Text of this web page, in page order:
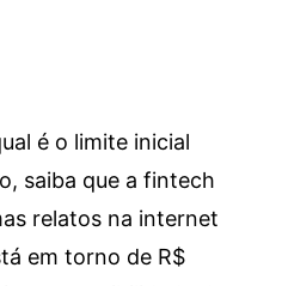
é o limite inicial
saiba que a fintech
relatos na internet
em torno de R$